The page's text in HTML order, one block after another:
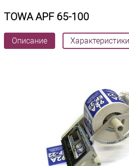
TOWA APF 65-100
Описание Характеристики